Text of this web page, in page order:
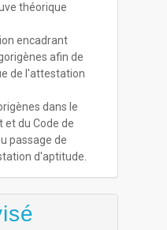
théorique
encadrant
afin de
de l'attestation
dans le
et du Code de
passage de
d'aptitude.